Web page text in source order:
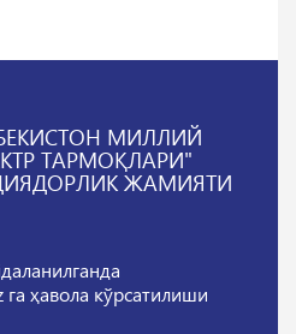
МИЛЛИЙ
ТАРМОҚЛАРИ"
ЖАМИЯТИ
ҳавола кўрсатилиши